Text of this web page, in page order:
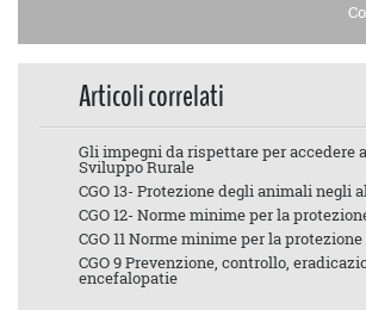
Articoli correlati
Gli impegni da rispettare per accedere
Sviluppo Rurale
CGO 13- Protezione degli animali negli
CGO 12- Norme minime per la
CGO 11 Norme minime per la
CGO 9 Prevenzione, controllo,
encefalopatie